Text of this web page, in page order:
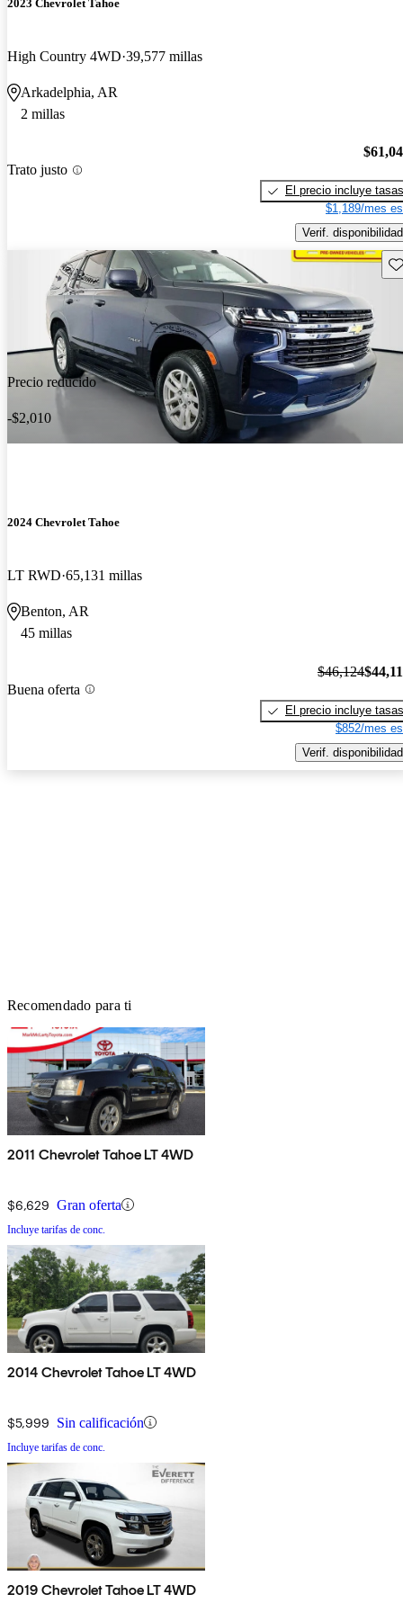
2023 Chevrolet Tahoe
High Country 4WD 39,577 millas
Arkadelphia, AR
2 millas
Trato justo
El precio incluye tasas
$1,189/mes
Verif. disponibilidad
Precio reducido
-$2,010
2024 Chevrolet Tahoe
LT RWD 65,131 millas
Benton, AR
45 millas
Buena oferta
$46,124
El precio incluye tasas
$852/mes
Verif. disponibilidad
Recomendado para ti
2011 Chevrolet Tahoe LT 4WD
$6,629 Gran oferta
Incluye tarifas de conc.
2014 Chevrolet Tahoe LT 4WD
$5,999 Sin calificación
Incluye tarifas de conc.
2019 Chevrolet Tahoe LT 4WD